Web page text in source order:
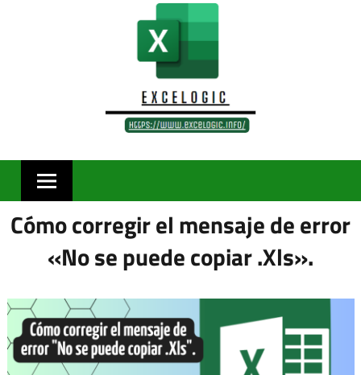
Cómo corregir el mensaje de error
«No se puede copiar .Xls».